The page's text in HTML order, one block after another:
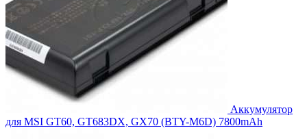
Аккумулятор
для MSI GT60, GT683DX, GX70 (BTY-M6D) 7800mAh